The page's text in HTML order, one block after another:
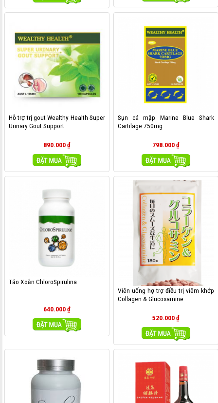
Hỗ trợ trị gout Wealthy Health Super
Urinary Gout Support
890.000₫
MUA HÀNG
Sụn cá mập Marine Blue Shark
Cartilage 750mg
798.000₫
MUA HÀNG
Tảo Xoắn ChloroSpirulina
640.000₫
MUA HÀNG
Viên uống hợ trợ điều trị viêm khớp
Collagen & Glucosamine
520.000₫
MUA HÀNG